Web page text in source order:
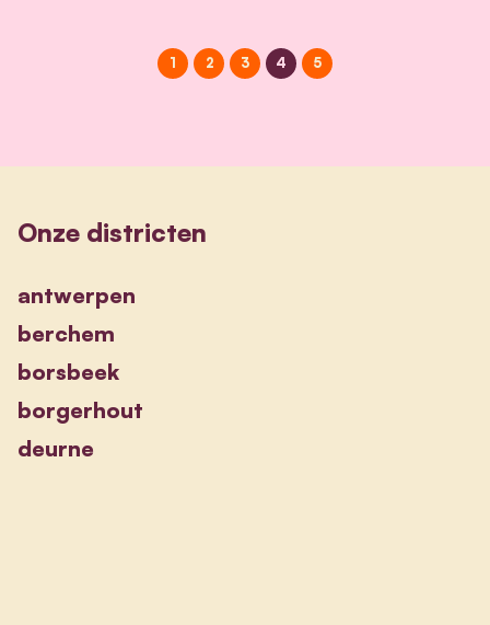
1 2 3 4 5
Onze districten
antwerpen
berchem
borsbeek
borgerhout
deurne